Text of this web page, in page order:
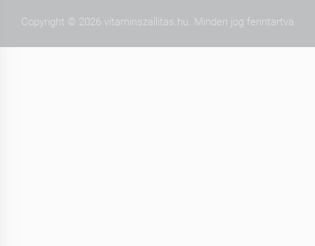
Copyright © 2026 vitaminszallitas.hu. Minden jog fenntartva